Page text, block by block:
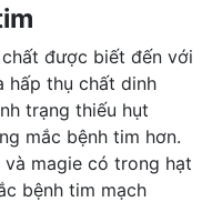
được biết đến với
hấp thụ chất dinh
trạng thiếu hụt
mắc bệnh tim hơn.
magie có trong hạt
bệnh tim mạch